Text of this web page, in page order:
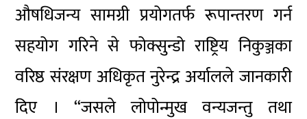
औषधिजन्य सामग्री प्रयोगतर्फ रूपान्तरण गर्न
सहयोग गरिने से फोक्सुन्डो राष्ट्रिय निकुञ्जका
वरिष्ठ संरक्षण अधिकृत नुरेन्द्र अर्यालले जानकारी
दिए । “जसले लोपोन्मुख वन्यजन्तु तथा